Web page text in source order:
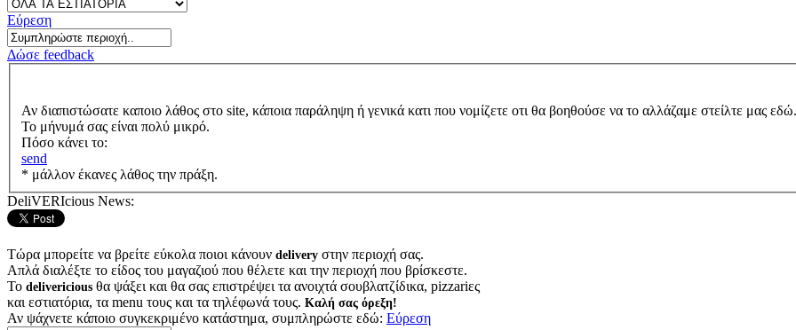
Εύρεση
Δώσε feedback
Αν διαπιστώσατε καποιο λάθος στο site, κάποια παράληψη ή γενικά κατι που νομίζετε οτι θα βοηθούσε να το αλλάζαμε στείλτε μας
Το μήνυμά σας είναι πολύ μικρό.
Πόσο κάνει το:
send
* μάλλον έκανες λάθος την πράξη.
DeliVERIcious News:
Τώρα μπορείτε να βρείτε εύκολα ποιοι κάνουν delivery στην περιοχή σας.
Απλά διαλέξτε το είδος του μαγαζιού που θέλετε και την περιοχή που βρίσκεστε.
Το delivericious θα ψάξει και θα σας επιστρέψει τα ανοιχτά σουβλατζίδικα, pizzariες
και εστιατόρια, τα menu τους και τα τηλέφωνά τους. Καλή σας όρεξη!
Αν ψάχνετε κάποιο συγκεκριμένο κατάστημα, συμπληρώστε εδώ: Εύρεση